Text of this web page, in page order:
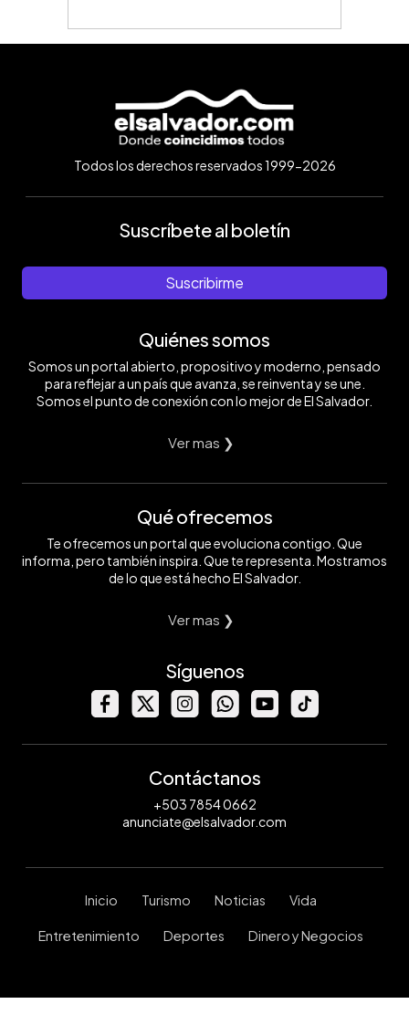
Todos los derechos reservados 1999-2026
Suscríbete al boletín
Suscribirme
Quiénes somos
Somos un portal abierto, propositivo y moderno, pensado
para reflejar a un país que avanza, se reinventa y se une.
Somos el punto de conexión con lo mejor de El Salvador.
Ver mas ❯
Qué ofrecemos
Te ofrecemos un portal que evoluciona contigo. Que
informa, pero también inspira. Que te representa. Mostramos
de lo que está hecho El Salvador.
Ver mas ❯
Síguenos
Contáctanos
+503 7854 0662
anunciate@elsalvador.com
Inicio Turismo Noticias Vida
Entretenimiento Deportes Dinero y Negocios